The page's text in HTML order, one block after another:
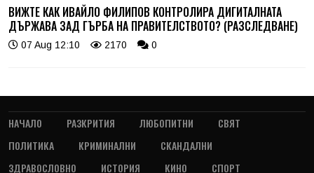
ВИЖТЕ КАК ИВАЙЛО ФИЛИПОВ КОНТРОЛИРА ДИГИТАЛНАТА
ДЪРЖАВА ЗАД ГЪРБА НА ПРАВИТЕЛСТВОТО? (РАЗСЛЕДВАНЕ)
07 Aug 12:10 2170 0
НАЧАЛО РАЗКРИТИЯ ЛЮБОПИТНИ
СВЯТ
ПОЛИТИКА
КРИМИНАЛНИ
СКАНДАЛНИ
ЗДРАВОСЛОВНО
ИСТОРИЯ КИНО СПОРТ